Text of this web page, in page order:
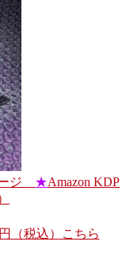
ージ ★Amazon KDP
（税込）こちら